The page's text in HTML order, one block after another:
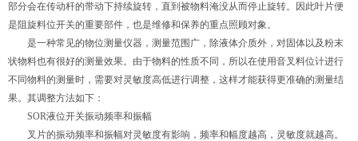
部分会在传动杆的带动下持续旋转，直到被物料淹没从而停止旋转。因此叶片便
是阻旋料位开关的重要部件，也是维修和保养的重点照顾对象。
是一种常见的物位测量仪器，测量范围广，除液体介质外，对固体以及粉末
状物料也有很好的测量效果。由于物料的性质不同，所以在使用音叉料位计进行
不同物料的测量时，需要对灵敏度高低进行调整，这样才能获得更准确的测量结
果。其调整方法如下：
SOR液位开关振动频率和振幅
叉片的振动频率和振幅对灵敏度有影响，频率和幅度越高，灵敏度就越高。